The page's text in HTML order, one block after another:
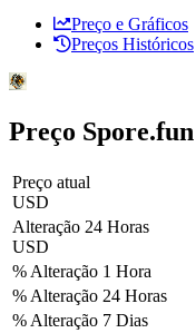
Preço e Gráficos
Preços Históricos
Preço
Preço atual
USD
Alteração 24 Horas
USD
% Alteração 1 Hora
% Alteração 24 Horas
% Alteração 7 Dias